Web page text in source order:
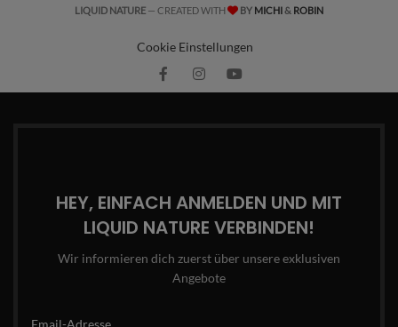
LIQUID NATURE — CREATED WITH BY MICHI& ROBIN
Cookie Einstellungen
HEY, EINFACH ANMELDEN UND MIT
LIQUID NATURE VERBINDEN!
Wir informieren dich zuerst über unsere exklusiven
Angebote
Email-Adresse